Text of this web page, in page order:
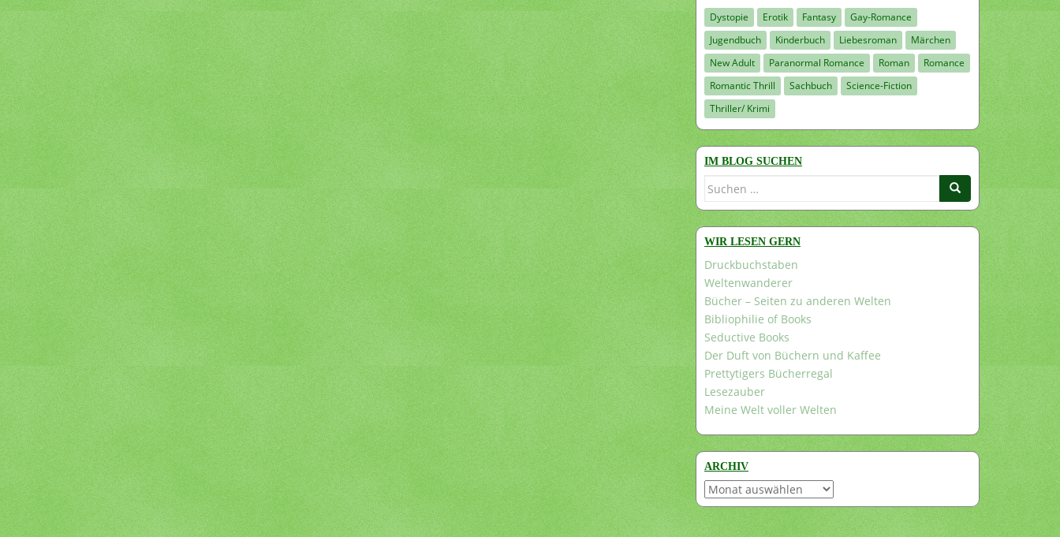
Dystopie Erotik Fantasy
Gay-Romance
Jugendbuch
Kinderbuch Liebesroman
Märchen
New Adult
Paranormal Romance Roman
Romance
Romantic Thrill
Sachbuch
Science-Fiction
Thriller/ Krimi
IM BLOG SUCHEN
Suchen
WIR LESEN GERN
Druckbuchstaben
Weltenwanderer
Bücher – Seiten zu anderen Welten
Bibliophilie of Books
Seductive Books
Der Duft von Büchern und Kaffee
Prettytigers Bücherregal
Lesezauber
Meine Welt voller Welten
ARCHIV
Archiv